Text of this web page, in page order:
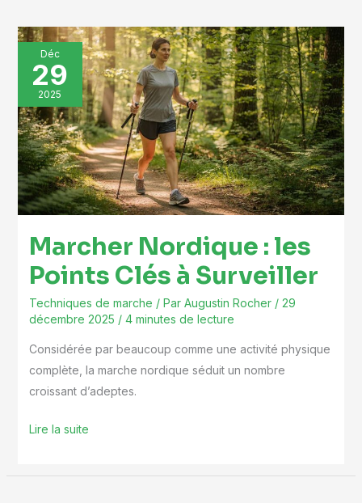
Déc
29
2025
Marcher Nordique : les
Points Clés à Surveiller
Techniques de marche / Par Augustin Rocher / 29
décembre 2025 / 4 minutes de lecture
Considérée par beaucoup comme une activité physique
complète, la marche nordique séduit un nombre
croissant d’adeptes.
Marcher
Nordique
les
Points
Clés
à
Surveiller
Lire la suite